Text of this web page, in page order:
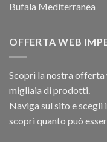
Bufala Mediterranea
OFFERTA WEB
Scopri la nostra
migliaia di prodotti.
Naviga sul sito e
scopri quanto può